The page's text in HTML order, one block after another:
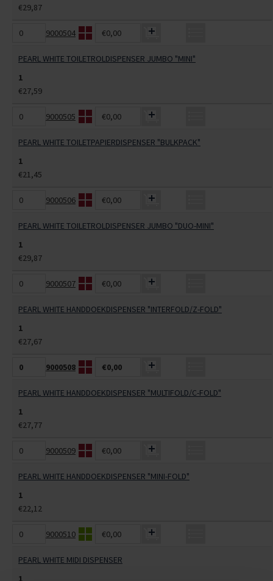
€29,87
9000504 €0,00
PEARL WHITE TOILETROLDISPENSER JUMBO "MINI"
1
€27,59
9000505 €0,00
PEARL WHITE TOILETPAPIERDISPENSER "BULKPACK"
1
€21,45
9000506 €0,00
PEARL WHITE TOILETROLDISPENSER JUMBO "DUO-MINI"
1
€29,87
9000507 €0,00
PEARL WHITE HANDDOEKDISPENSER "INTERFOLD/Z-FOLD"
1
€27,67
9000508 €0,00
PEARL WHITE HANDDOEKDISPENSER "MULTIFOLD/C-FOLD"
1
€27,77
9000509 €0,00
PEARL WHITE HANDDOEKDISPENSER "MINI-FOLD"
1
€22,12
9000510 €0,00
PEARL WHITE MIDI DISPENSER
1